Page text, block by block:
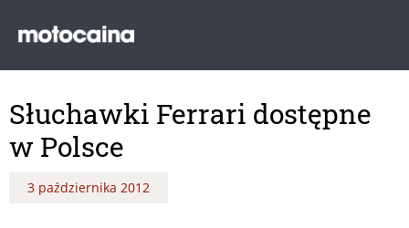
Słuchawki Ferrari dostępne
w Polsce
3 października 2012